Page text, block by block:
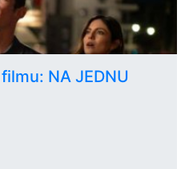
NA JEDNU